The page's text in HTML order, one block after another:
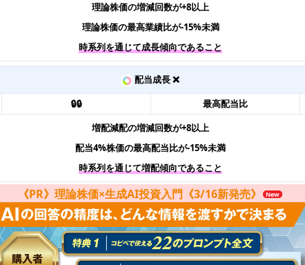
理論株価の増減回数が+8以上
理論株価の最高業績比が-15%未満
時系列を通じて成長傾向であること
配当成長 ❌
🔒🔒
最高配当比
増配減配の増減回数が+8以上
配当4%株価の最高配当比が-15%未満
時系列を通じて増配傾向であること
《PR》理論株価×生成AI投資入門《3/16新発売》